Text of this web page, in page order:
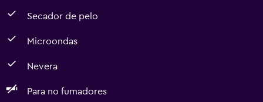
Secador de pelo
Microondas
Nevera
Para no fumadores